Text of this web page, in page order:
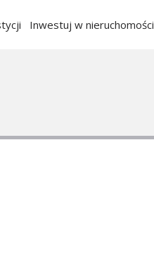
Inwestuj w nieruchomości